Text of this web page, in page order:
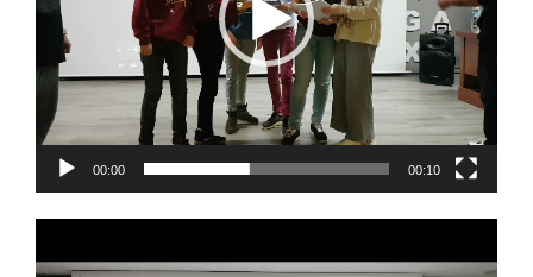
00:00 00:10
de